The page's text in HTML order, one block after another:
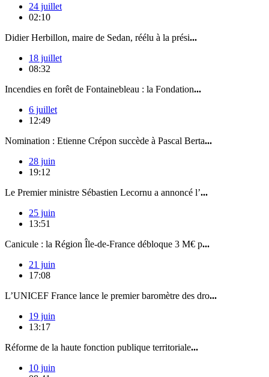
24 juillet
02:10
Didier Herbillon, maire de Sedan, réélu à la prési...
18 juillet
08:32
Incendies en forêt de Fontainebleau : la Fondation...
6 juillet
12:49
Nomination : Etienne Crépon succède à Pascal Berta...
28 juin
19:12
Le Premier ministre Sébastien Lecornu a annoncé l’...
25 juin
13:51
Canicule : la Région Île-de-France débloque 3 M€ p...
21 juin
17:08
L’UNICEF France lance le premier baromètre des dro...
19 juin
13:17
Réforme de la haute fonction publique territoriale...
10 juin